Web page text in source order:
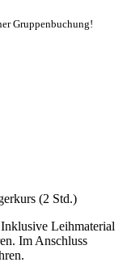
Gruppenbuchung!
(2 Std.)
Leihmaterial
Im Anschluss